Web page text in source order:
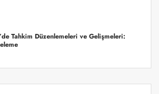
Tahkim Düzenlemeleri ve Gelişmeleri: